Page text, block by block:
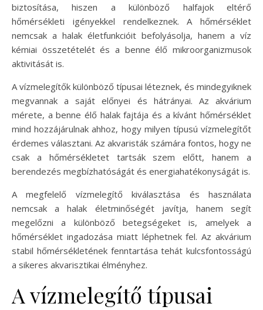
biztosítása, hiszen a különböző halfajok eltérő
hőmérsékleti igényekkel rendelkeznek. A hőmérséklet
nemcsak a halak életfunkcióit befolyásolja, hanem a víz
kémiai összetételét és a benne élő mikroorganizmusok
aktivitását is.
A vízmelegítők különböző típusai léteznek, és mindegyiknek
megvannak a saját előnyei és hátrányai. Az akvárium
mérete, a benne élő halak fajtája és a kívánt hőmérséklet
mind hozzájárulnak ahhoz, hogy milyen típusú vízmelegítőt
érdemes választani. Az akvaristák számára fontos, hogy ne
csak a hőmérsékletet tartsák szem előtt, hanem a
berendezés megbízhatóságát és energiahatékonyságát is.
A megfelelő vízmelegítő kiválasztása és használata
nemcsak a halak életminőségét javítja, hanem segít
megelőzni a különböző betegségeket is, amelyek a
hőmérséklet ingadozása miatt léphetnek fel. Az akvárium
stabil hőmérsékletének fenntartása tehát kulcsfontosságú
a sikeres akvarisztikai élményhez.
A vízmelegítő típusai